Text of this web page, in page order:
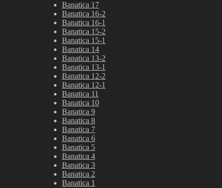
Banatica 17
Banatica 16-2
Banatica 16-1
Banatica 15-2
Banatica 15-1
Banatica 14
Banatica 13-2
Banatica 13-1
Banatica 12-2
Banatica 12-1
Banatica 11
Banatica 10
Banatica 9
Banatica 8
Banatica 7
Banatica 6
Banatica 5
Banatica 4
Banatica 3
Banatica 2
Banatica 1